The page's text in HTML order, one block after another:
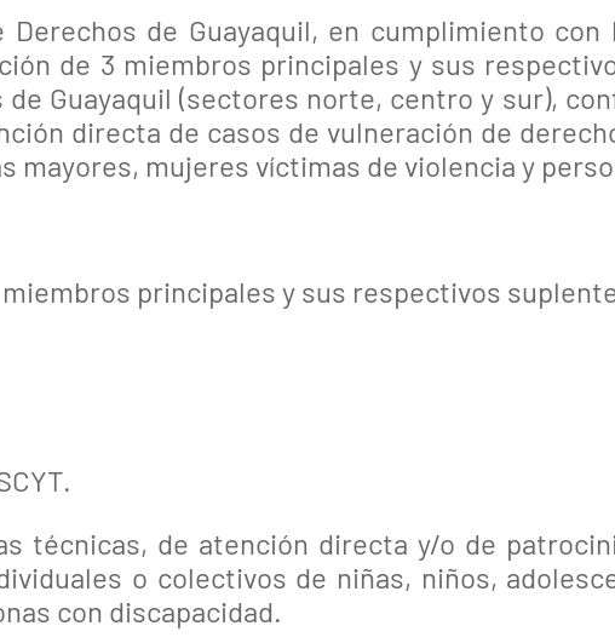
de Guayaquil, en cumplimiento
de 3 miembros principales y sus
Guayaquil (sectores norte, centro y sur),
directa de casos de vulneración de
mayores, mujeres víctimas de violencia y
principales y sus respectivos
técnicas, de atención directa y/o de
o colectivos de niñas, niños,
con discapacidad.